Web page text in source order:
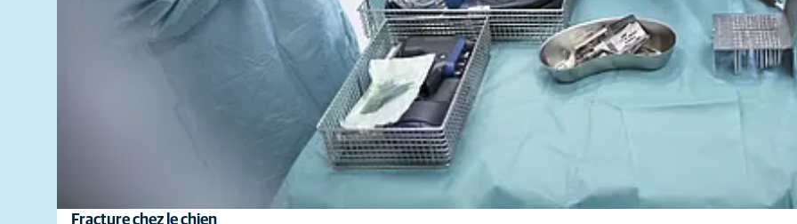
Fracture chez le chien